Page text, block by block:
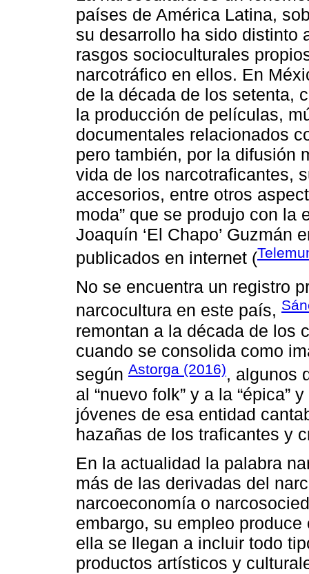
países de América Latina,
su desarrollo ha sido distinto
rasgos socioculturales
narcotráfico en ellos. En
de la década de los setenta,
la producción de películas,
documentales relacionados
pero también, por la difusión
vida de los narcotraficantes,
accesorios, entre otros
moda” que se produjo con la
Joaquín ‘El Chapo’ Guzmán
publicados en internet (
No se encuentra un registro
narcocultura en este país,
remontan a la década de los
cuando se consolida como
según Astorga (2016), algunos
al “nuevo folk” y a la “épica”
jóvenes de esa entidad
hazañas de los traficantes y
En la actualidad la palabra
más de las derivadas del
narcoeconomía o
embargo, su empleo
ella se llegan a incluir todo
productos artísticos y